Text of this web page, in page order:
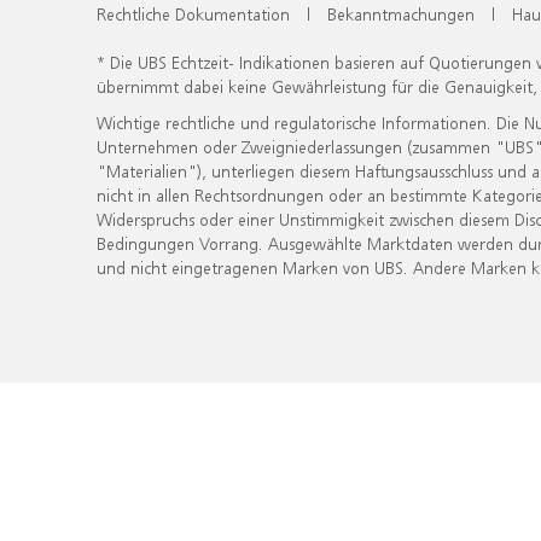
Rechtliche Dokumentation | Bekanntmachungen |
* Die UBS Echtzeit- Indikationen basieren auf
übernimmt dabei keine Gewährleistung für die
Wichtige rechtliche und regulatorische Informationen. Die
Unternehmen oder Zweigniederlassungen (zusammen
"Materialien"), unterliegen diesem Haftungsausschluss
nicht in allen Rechtsordnungen oder an bestimmte
Widerspruchs oder einer Unstimmigkeit zwischen diesem
Bedingungen Vorrang. Ausgewählte Marktdaten werden
und nicht eingetragenen Marken von UBS. Andere Marken